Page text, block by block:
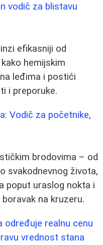
vodič za blistavu
efikasniji od
hemijskim
leđima i postići
i preporuke.
Vodič za početnike,
brodovima – od
svakodnevnog života,
poput uraslog nokta i
na kruzeru.
određuje realnu cenu
vrednost stana